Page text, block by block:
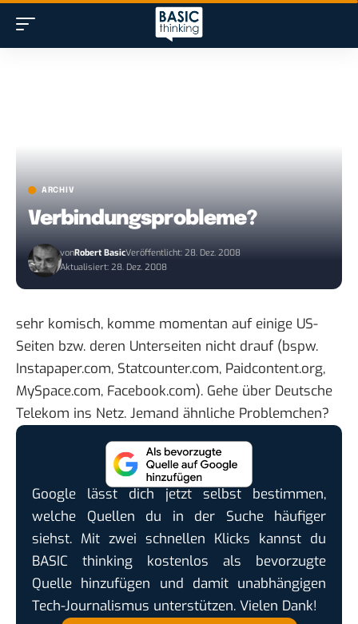
ARCHIV
Verbindungsprobleme?
vonRobert BasicVeröffentlicht: 28. Dez. 2008
Aktualisiert: 28. Dez. 2008
sehr komisch, komme momentan auf einige US-
Seiten bzw. deren Unterseiten nicht drauf (bspw.
Instapaper.com, Statcounter.com, Paidcontent.org,
MySpace.com, Facebook.com). Gehe über Deutsche
Telekom ins Netz. Jemand ähnliche Problemchen?
Google lässt dich jetzt selbst bestimmen,
welche Quellen du in der Suche häufiger
siehst. Mit zwei schnellen Klicks kannst du
BASIC thinking kostenlos als bevorzugte
Quelle hinzufügen und damit unabhängigen
Tech-Journalismus unterstützen. Vielen Dank!